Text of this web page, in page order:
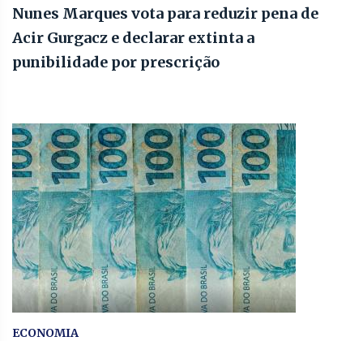
Nunes Marques vota para reduzir pena de
Acir Gurgacz e declarar extinta a
punibilidade por prescrição
ECONOMIA